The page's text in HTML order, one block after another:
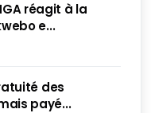
réagit à la
e...
des
payé...